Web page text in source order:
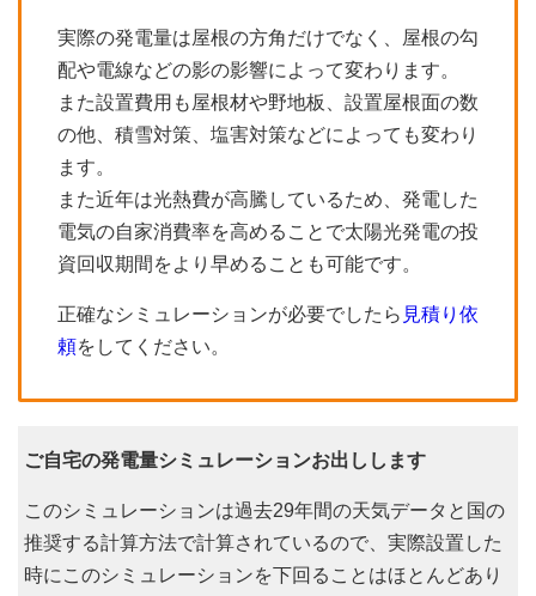
実際の発電量は屋根の方角だけでなく、屋根の勾
配や電線などの影の影響によって変わります。
また設置費用も屋根材や野地板、設置屋根面の数
の他、積雪対策、塩害対策などによっても変わり
ます。
また近年は光熱費が高騰しているため、発電した
電気の自家消費率を高めることで太陽光発電の投
資回収期間をより早めることも可能です。
正確なシミュレーションが必要でしたら 見積り依
頼をしてください。
ご自宅の発電量シミュレーションお出しします
このシミュレーションは過去29年間の天気データと国の
推奨する計算方法で計算されているので、実際設置した
時にこのシミュレーションを下回ることはほとんどあり